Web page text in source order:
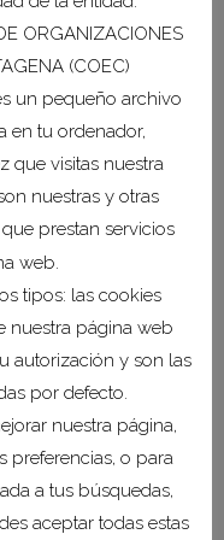
institución
ha sido el
Autónoma,
indicado que
de los
de Excelencia
gracias a
LA
ZAMORA
ORGANIZACIONES
(COEC)
un pequeño archivo
en tu ordenador,
que visitas nuestra
nuestras y otras
prestan servicios
web.
tipos: las cookies
nuestra página web
autorización y son las
por defecto.
nuestra página,
preferencias, o para
a tus búsquedas,
aceptar todas estas